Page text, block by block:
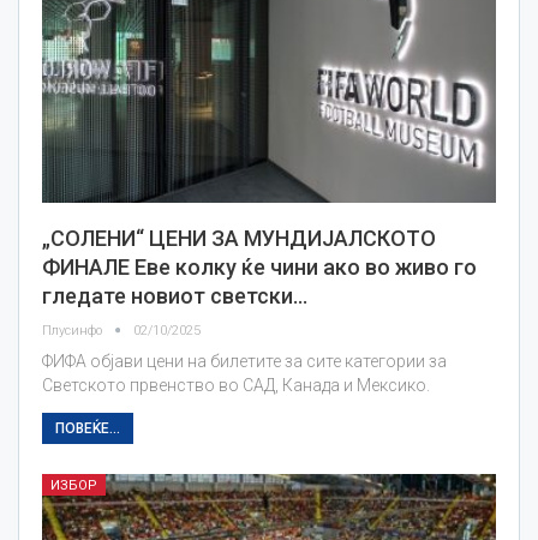
„СОЛЕНИ“ ЦЕНИ ЗА МУНДИЈАЛСКОТО
ФИНАЛЕ Еве колку ќе чини ако во живо го
гледате новиот светски…
Плусинфо 02/10/2025
ФИФА објави цени на билетите за сите категории за
Светското првенство во САД, Канада и Мексико.
ПОВЕЌЕ...
ИЗБОР